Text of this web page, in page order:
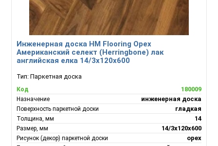
Инженерная доска HM Flooring Орех
Американский селект (Herringbone) лак
английская елка 14/3х120х600
Тип: Паркетная доска
Код 180009
Назначение инженерная доска
Поверхность паркетной доски гладкая
Толщина, мм 14
Размер, мм 14/3х120х600
Рисунок (декор) паркетной доски орех